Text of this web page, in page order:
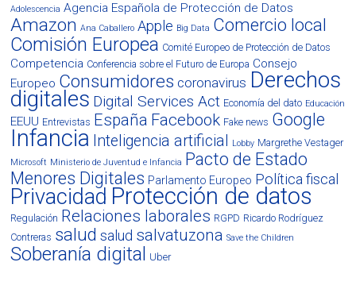
Adolescencia Agencia Española de Protección de Datos
Amazon Ana Caballero Apple Big Data Comercio local
Comisión Europea Comité Europeo de Protección de Datos
Competencia Conferencia sobre el Futuro de Europa Consejo
Europeo Consumidores coronavirus Derechos
digitales Digital Services Act Economía del dato Educación
EEUU Entrevistas España Facebook Fake news Google
Infancia Inteligencia artificial Lobby Margrethe Vestager
Microsoft Ministerio de Juventud e Infancia
Pacto de Estado
Menores Digitales Parlamento Europeo Política fiscal
Privacidad Protección de datos
Regulación Relaciones laborales RGPD Ricardo Rodríguez
Contreras salud salud salvatuzona Save the Children
Soberanía digital Uber